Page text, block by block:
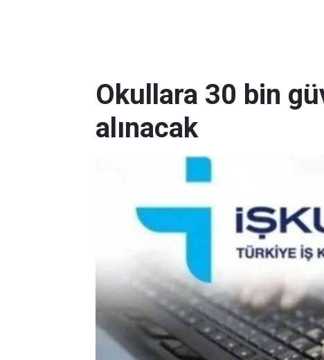
Okullara 30 bin
alınacak